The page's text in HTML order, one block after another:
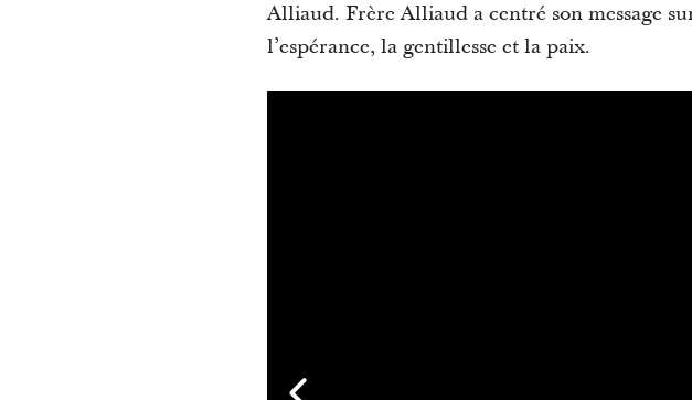
Alliaud. Frère Alliaud a centré son message
l’espérance, la gentillesse et la paix.